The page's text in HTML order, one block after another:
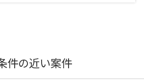
件の近い案件